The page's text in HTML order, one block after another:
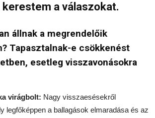
kerestem a válaszokat.
állnak a megrendelőik
Tapasztalnak-e csökkenést
esetleg visszavonásokra
virágbolt: Nagy visszaesésekről
legfőképpen a ballagások elmaradása és az